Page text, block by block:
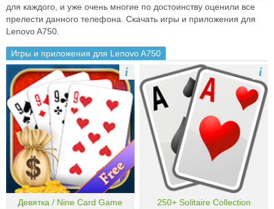
для каждого, и уже очень многие по достоинству оценили все
прелести данного телефона. Скачать игры и приложения для
Lenovo A750.
Игры и приложения для Lenovo A750
Девятка / Nine Card Game
i
250+ Solitaire Collection
i